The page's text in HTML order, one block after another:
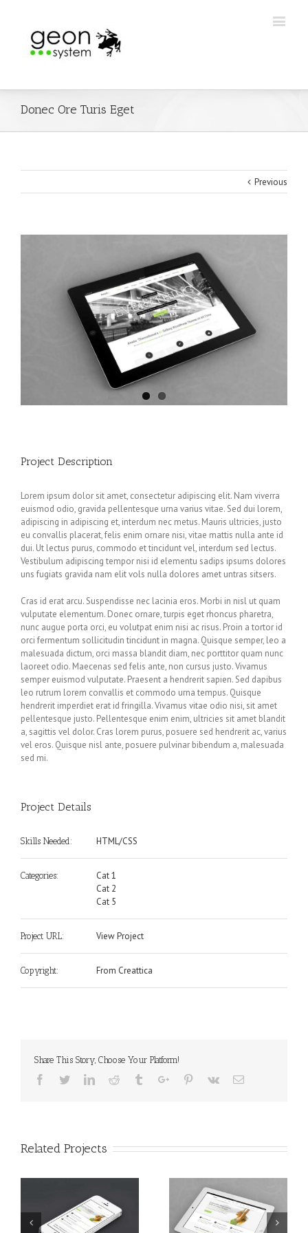
Donec Ore Turis Eget
Previous
Project Description
Lorem ipsum dolor sit amet, consectetur adipiscing elit. Nam viverra
euismod odio, gravida pellentesque urna varius vitae. Sed dui lorem,
adipiscing in adipiscing et, interdum nec metus. Mauris ultricies, justo
eu convallis placerat, felis enim ornare nisi, vitae mattis nulla ante id
dui. Ut lectus purus, commodo et tincidunt vel, interdum sed lectus.
Vestibulum adipiscing tempor nisi id elementu sadips ipsums dolores
uns fugiats gravida nam elit vols nulla dolores amet untras sitsers.
Cras id erat arcu. Suspendisse nec lacinia eros. Morbi in nisl ut quam
vulputate elementum. Donec ornare, turpis eget rhoncus pharetra,
nunc augue porta orci, eu volutpat enim nisi ac risus. Proin a tortor id
orci fermentum sollicitudin tincidunt in magna. Quisque semper, leo a
malesuada dictum, orci massa blandit diam, nec porttitor quam nunc
laoreet odio. Maecenas sed felis ante, non cursus justo. Vivamus
semper euismod vulputate. Praesent a hendrerit sapien. Sed dapibus
leo rutrum lorem convallis et commodo urna tempus. Quisque
hendrerit imperdiet erat id fringilla. Vivamus vitae odio nisi, sit amet
pellentesque justo. Pellentesque enim enim, ultricies sit amet blandit
a, sagittis vel dolor. Cras lorem purus, posuere sed hendrerit ac, varius
vel eros. Quisque nisl ante, posuere pulvinar bibendum a, malesuada
sed mi.
Project Details
Skills Needed: HTML/CSS
Categories:
Cat 1
Cat 2
Cat 5
Project URL: View Project
Copyright: From Creattica
Share This Story, Choose Your Platform!
Facebook
TwitterLinkedinReddit TumblrGoogle+Pinterest
Vk Email
Related Projects